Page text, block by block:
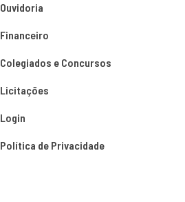
Ouvidoria
Financeiro
Colegiados e Concursos
Licitações
Login
Política de Privacidade